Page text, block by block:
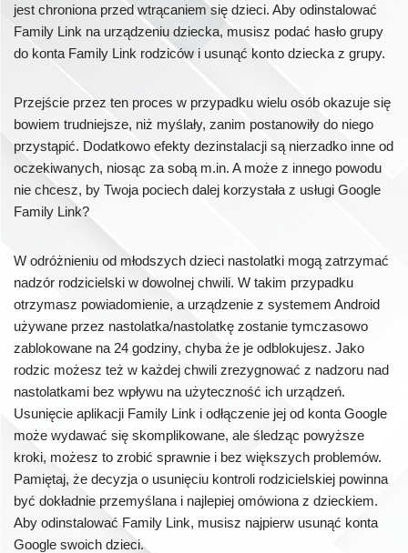
jest chroniona przed wtrącaniem się dzieci. Aby odinstalować
Family Link na urządzeniu dziecka, musisz podać hasło grupy
do konta Family Link rodziców i usunąć konto dziecka z grupy.
Przejście przez ten proces w przypadku wielu osób okazuje się
bowiem trudniejsze, niż myślały, zanim postanowiły do niego
przystąpić. Dodatkowo efekty dezinstalacji są nierzadko inne od
oczekiwanych, niosąc za sobą m.in. A może z innego powodu
nie chcesz, by Twoja pociech dalej korzystała z usługi Google
Family Link?
W odróżnieniu od młodszych dzieci nastolatki mogą zatrzymać
nadzór rodzicielski w dowolnej chwili. W takim przypadku
otrzymasz powiadomienie, a urządzenie z systemem Android
używane przez nastolatka/nastolatkę zostanie tymczasowo
zablokowane na 24 godziny, chyba że je odblokujesz. Jako
rodzic możesz też w każdej chwili zrezygnować z nadzoru nad
nastolatkami bez wpływu na użyteczność ich urządzeń.
Usunięcie aplikacji Family Link i odłączenie jej od konta Google
może wydawać się skomplikowane, ale śledząc powyższe
kroki, możesz to zrobić sprawnie i bez większych problemów.
Pamiętaj, że decyzja o usunięciu kontroli rodzicielskiej powinna
być dokładnie przemyślana i najlepiej omówiona z dzieckiem.
Aby odinstalować Family Link, musisz najpierw usunąć konta
Google swoich dzieci.